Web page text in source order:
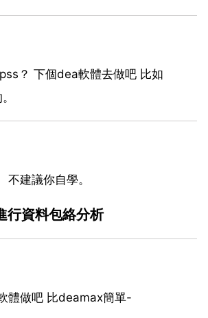
？ 下個dea軟體去做吧 比如
不建議你自學。
行資料包絡分析
體做吧 比deamax簡單-